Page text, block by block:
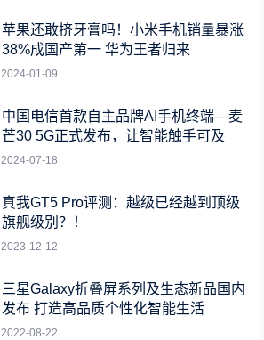
苹果还敢挤牙膏吗！小米手机销量暴涨
38%成国产第一 华为王者归来
2024-01-09
中国电信首款自主品牌AI手机终端—麦
芒30 5G正式发布，让智能触手可及
2024-07-18
真我GT5 Pro评测：越级已经越到顶级
旗舰级别？！
2023-12-12
三星Galaxy折叠屏系列及生态新品国内
发布 打造高品质个性化智能生活
2022-08-22